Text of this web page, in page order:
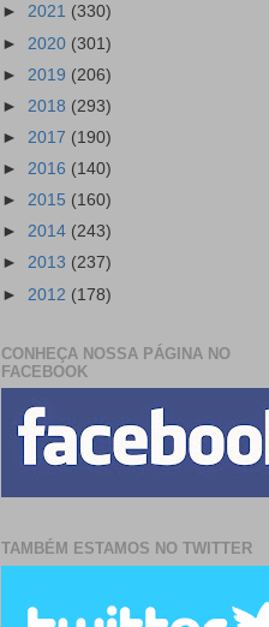
► 2021 (330)
► 2020 (301)
► 2019 (206)
► 2018 (293)
► 2017 (190)
► 2016 (140)
► 2015 (160)
► 2014 (243)
► 2013 (237)
► 2012 (178)
CONHEÇA NOSSA PÁGINA NO
FACEBOOK
TAMBÉM ESTAMOS NO TWITTER